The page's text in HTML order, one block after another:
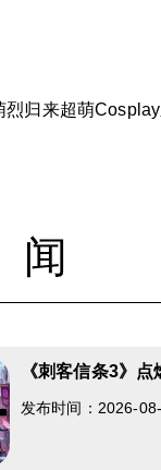
烈归来超萌
《刺客信条3》
发布时间：2026-